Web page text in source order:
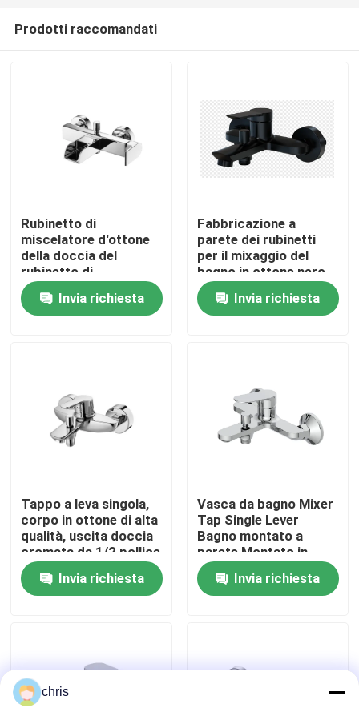
Casa
Prodotti
Fatory Tour
Controllo di qualità
Contattaci
notizie
Rubinetto del miscelatore della doccia
Prodotti raccomandati
Rubinetto di
miscelatore d'ottone
della doccia del
rubinetto di
miscelatore della
vasca del rubinetto
della cascata del
Invia richiesta
Fabbricazione a
parete dei rubinetti
per il mixaggio del
bagno in ottone nero
Invia richiesta
Tappo a leva singola,
corpo in ottone di alta
qualità, uscita doccia
cromata da 1/2 pollice
Invia richiesta
Vasca da bagno Mixer
Tap Single Lever
Bagno montato a
parete Montato in
superficie Bagno
Mixer doccia montato
Chrome 1/2 pollice
Invia richiesta
chris